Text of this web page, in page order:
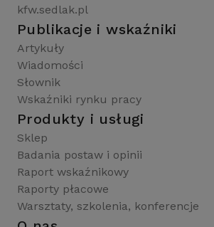
kfw.sedlak.pl
Publikacje i wskaźniki
Artykuły
Wiadomości
Słownik
Wskaźniki rynku pracy
Produkty i usługi
Sklep
Badania postaw i opinii
Raport wskaźnikowy
Raporty płacowe
Warsztaty, szkolenia, konferencje